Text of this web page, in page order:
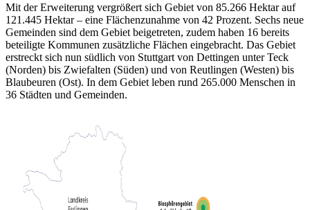
Mit der Erweiterung vergrößert sich Gebiet von 85.266 Hektar auf
121.445 Hektar – eine Flächenzunahme von 42 Prozent. Sechs neue
Gemeinden sind dem Gebiet beigetreten, zudem haben 16 bereits
beteiligte Kommunen zusätzliche Flächen eingebracht. Das Gebiet
erstreckt sich nun südlich von Stuttgart von Dettingen unter Teck
(Norden) bis Zwiefalten (Süden) und von Reutlingen (Westen) bis
Blaubeuren (Ost). In dem Gebiet leben rund 265.000 Menschen in
36 Städten und Gemeinden.